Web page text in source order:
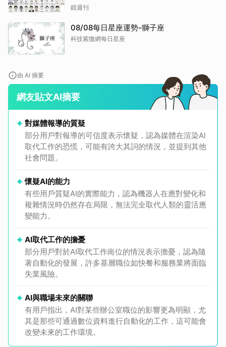
逮
鏡週刊
08/08每日星座運勢-獅子座
科技紫微網每日星座
由 AI 摘要
網友貼文AI摘要
對媒體報導的質疑
部分用戶對報導的可信度表示懷疑，認為媒體在渲染AI
取代工作的恐慌，可能有誇大其詞的情況，並提到其他
社會問題。
懷疑AI的能力
有些用戶質疑AI的實際能力，認為機器人在應對變化和
複雜情況時仍然存在局限，無法完全取代人類的靈活應
變能力。
AI取代工作的擔憂
部分用戶對於AI取代工作崗位的情況表示擔憂，認為隨
著自動化的發展，許多基層職位如快餐和服務業將面臨
失業風險。
AI與職場未來的關聯
有用戶指出，AI對某些辦公室職位的影響更為明顯，尤
其是那些可通過數位資料進行自動化的工作，這可能會
改變未來的工作環境。